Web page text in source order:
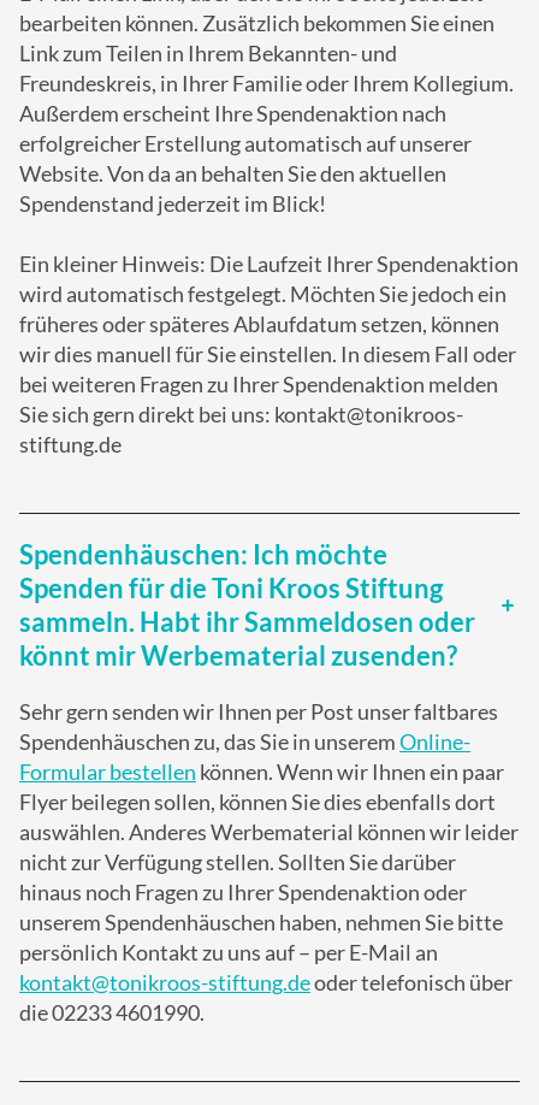
bearbeiten können. Zusätzlich bekommen Sie einen
Link zum Teilen in Ihrem Bekannten- und
Freundeskreis, in Ihrer Familie oder Ihrem Kollegium.
Außerdem erscheint Ihre Spendenaktion nach
erfolgreicher Erstellung automatisch auf unserer
Website. Von da an behalten Sie den aktuellen
Spendenstand jederzeit im Blick!
Ein kleiner Hinweis: Die Laufzeit Ihrer Spendenaktion
wird automatisch festgelegt. Möchten Sie jedoch ein
früheres oder späteres Ablaufdatum setzen, können
wir dies manuell für Sie einstellen. In diesem Fall oder
bei weiteren Fragen zu Ihrer Spendenaktion melden
Sie sich gern direkt bei uns: kontakt@tonikroos-
stiftung.de
Spendenhäuschen: Ich möchte
Spenden für die Toni Kroos Stiftung
sammeln. Habt ihr Sammeldosen oder
könnt mir Werbematerial zusenden?
Sehr gern senden wir Ihnen per Post unser faltbares
Spendenhäuschen zu, das Sie in unseremOnline-
Formular bestellen können. Wenn wir Ihnen ein paar
Flyer beilegen sollen, können Sie dies ebenfalls dort
auswählen. Anderes Werbematerial können wir leider
nicht zur Verfügung stellen. Sollten Sie darüber
hinaus noch Fragen zu Ihrer Spendenaktion oder
unserem Spendenhäuschen haben, nehmen Sie bitte
persönlich Kontakt zu uns auf – per E-Mail an
kontakt@tonikroos-stiftung.deoder telefonisch über
die 02233 4601990.